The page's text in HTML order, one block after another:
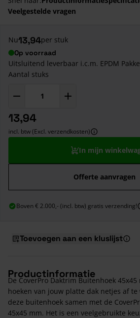
Veelgestelde vragen
Nu13,94per stuk
Op voorraad
Uitsluitend leverbaar i.c.m. EPDM
Aantal stuks
13,94
incl. btw (Excl. verzendkosten)
In mijn
Offerte aanvragen
Boven € 2.000,- (incl. btw) gratis verzending!
Toevoegen aan een kluslijst
Productinformatie
De CoverPro Daktrim Buitenhoek
hoeken van jouw platte dak netjes af te
deze buitenhoek samen met de
45x45 mm. Het is een veelgebruikte